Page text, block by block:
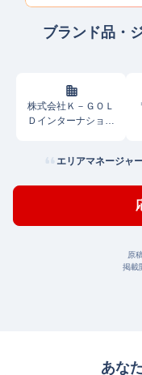
ブランド品・
株式会社Ｋ－ＧＯＬ
Ｄインターナショナ
エリアマネージャ
原
掲載
あな